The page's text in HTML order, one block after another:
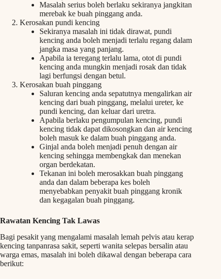
Masalah serius boleh berlaku sekiranya jangkitan
merebak ke buah pinggang anda.
Kerosakan pundi kencing
Sekiranya masalah ini tidak dirawat, pundi
kencing anda boleh menjadi terlalu regang dalam
jangka masa yang panjang.
Apabila ia teregang terlalu lama, otot di pundi
kencing anda mungkin menjadi rosak dan tidak
lagi berfungsi dengan betul.
Kerosakan buah pinggang
Saluran kencing anda sepatutnya mengalirkan air
kencing dari buah pinggang, melalui ureter, ke
pundi kencing, dan keluar dari uretra.
Apabila berlaku pengumpulan kencing, pundi
kencing tidak dapat dikosongkan dan air kencing
boleh masuk ke dalam buah pinggang anda.
Ginjal anda boleh menjadi penuh dengan air
kencing sehingga membengkak dan menekan
organ berdekatan.
Tekanan ini boleh merosakkan buah pinggang
anda dan dalam beberapa kes boleh
menyebabkan penyakit buah pinggang kronik
dan kegagalan buah pinggang.
Rawatan Kencing Tak Lawas
Bagi pesakit yang mengalami masalah lemah pelvis atau kerap
kencing tanpanrasa sakit, seperti wanita selepas bersalin atau
warga emas, masalah ini boleh dikawal dengan beberapa cara
berikut: